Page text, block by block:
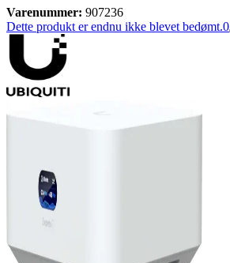
Varenummer: 907236
Dette produkt er endnu ikke blevet bedømt.0